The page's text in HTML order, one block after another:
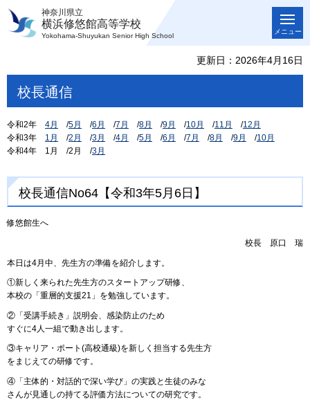
神奈川県立
横浜修悠館高等学校
Yokohama-Shuyukan Senior High School
メニュー
更新日：2026年4月16日
校長通信
令和2年 4月 /5月 /6 月 /7 月 /8月 /9月 /10月 /11月 /12月
令和3年
1 月 /2 月 /3月 /4月 /5月 /6月 /7月 /8月 /9月 /10月
令和4年
1 月 /2月 /3月
校長通信No64【令和3年5月6日】
修悠館生へ
校長 原口 瑞
本日は4月中、先生方の準備を紹介します。
①新しく来られた先生方のスタートアップ研修、
本校の「重層的支援21」を勉強しています。
②「受講手続き」説明会、感染防止のため
すぐに4人一組で動き出します。
③キャリア・ポート(高校通級)を新しく担当する先生方
をまじえての研修です。
④「主体的・対話的で深い学び」の実践と生徒のみな
さんが見通しの持てる評価方法についての研究です。